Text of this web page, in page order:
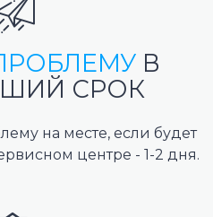
В
СРОК
на месте, если будет
центре - 1-2 дня.